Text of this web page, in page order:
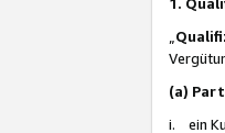
(a)
i. ein